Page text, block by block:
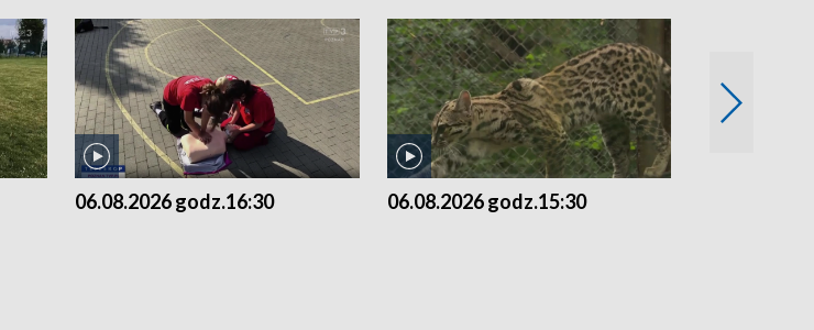
06.08.2026 godz.16:30 06.08.2026 godz.15:30